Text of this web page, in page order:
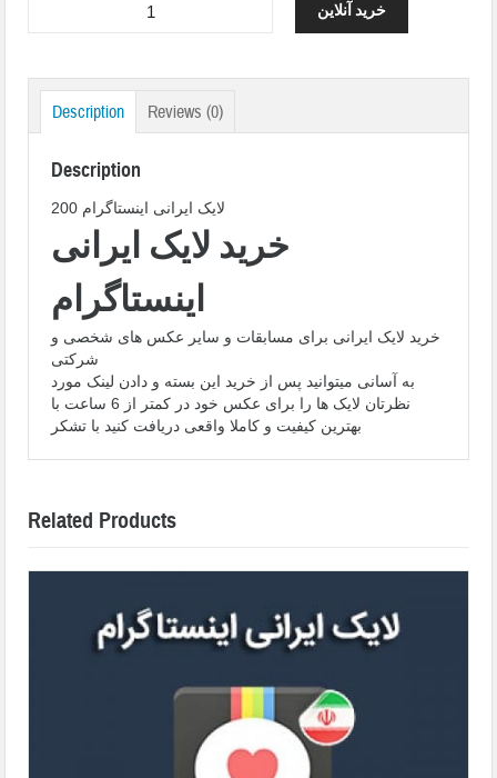
خرید آنلاین
Description Reviews (0)
Description
200 لایک ایرانی اینستاگرام
خرید لایک ایرانی
اینستاگرام
خرید لایک ایرانی برای مسابقات و سایر عکس های شخصی و
شرکتی
به آسانی میتوانید پس از خرید این بسته و دادن لینک مورد
نظرتان لایک ها را برای عکس خود در کمتر از 6 ساعت با
بهترین کیفیت و کاملا واقعی دریافت کنید با تشکر
Related Products